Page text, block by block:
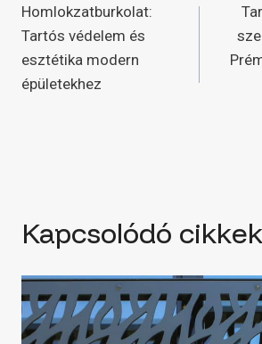
navigáció
Homlokzatburkolat:
Tartós védelem és
esztétika modern
épületekhez
Kapcsolódó cikkek